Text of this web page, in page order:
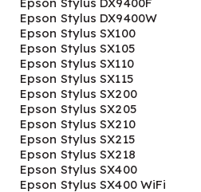
Epson Stylus DX9400F
Epson Stylus DX9400W
Epson Stylus SX100
Epson Stylus SX105
Epson Stylus SX110
Epson Stylus SX115
Epson Stylus SX200
Epson Stylus SX205
Epson Stylus SX210
Epson Stylus SX215
Epson Stylus SX218
Epson Stylus SX400
Epson Stylus SX400 WiFi